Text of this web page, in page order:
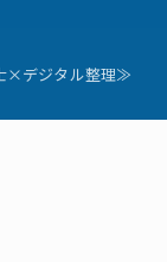
×デジタル整理≫